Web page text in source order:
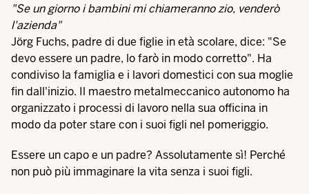
"Se un giorno i bambini mi chiameranno zio, venderò
l'azienda"
Jörg Fuchs, padre di due figlie in età scolare, dice: "Se
devo essere un padre, lo farò in modo corretto". Ha
condiviso la famiglia e i lavori domestici con sua moglie
fin dall'inizio. Il maestro metalmeccanico autonomo ha
organizzato i processi di lavoro nella sua officina in
modo da poter stare con i suoi figli nel pomeriggio.
Essere un capo e un padre? Assolutamente sì! Perché
non può più immaginare la vita senza i suoi figli.